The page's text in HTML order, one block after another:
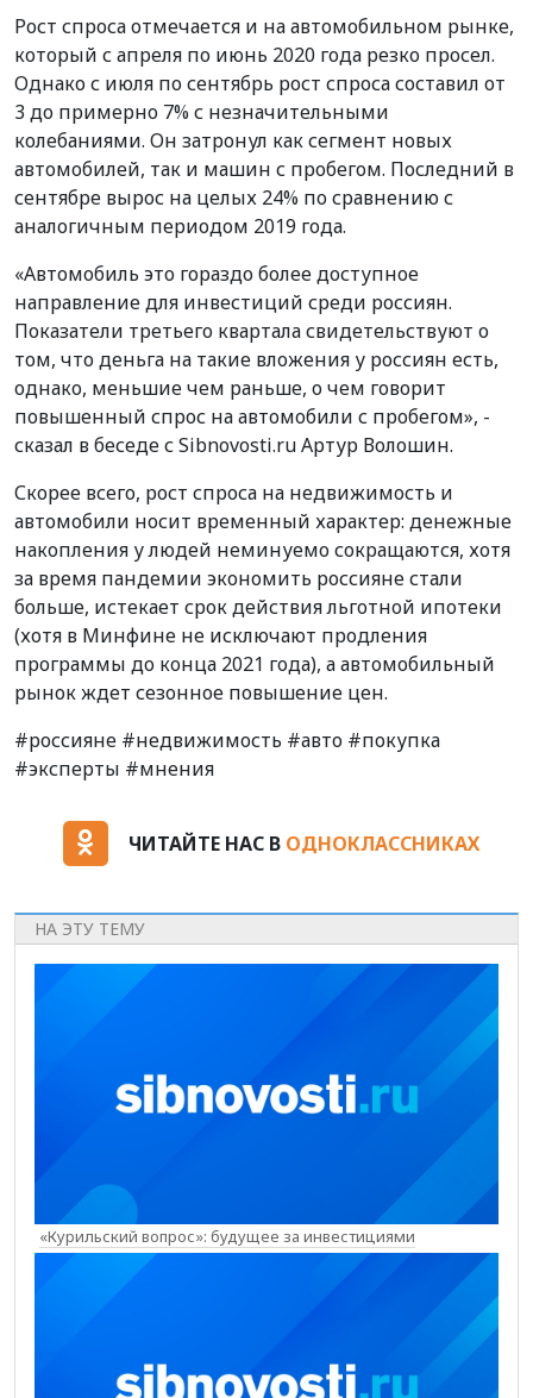
Рост спроса отмечается и на автомобильном рынке,
который с апреля по июнь 2020 года резко просел.
Однако с июля по сентябрь рост спроса составил от
3 до примерно 7% с незначительными
колебаниями. Он затронул как сегмент новых
автомобилей, так и машин с пробегом. Последний в
сентябре вырос на целых 24% по сравнению с
аналогичным периодом 2019 года.
«Автомобиль это гораздо более доступное
направление для инвестиций среди россиян.
Показатели третьего квартала свидетельствуют о
том, что деньга на такие вложения у россиян есть,
однако, меньшие чем раньше, о чем говорит
повышенный спрос на автомобили с пробегом», -
сказал в беседе с Sibnovosti.ru Артур Волошин.
Скорее всего, рост спроса на недвижимость и
автомобили носит временный характер: денежные
накопления у людей неминуемо сокращаются, хотя
за время пандемии экономить россияне стали
больше, истекает срок действия льготной ипотеки
(хотя в Минфине не исключают продления
программы до конца 2021 года), а автомобильный
рынок ждет сезонное повышение цен.
#россияне #недвижимость #авто #покупка
#эксперты #мнения
ЧИТАЙТЕ НАС В ОДНОКЛАССНИКАХ
НА ЭТУ ТЕМУ
«Курильский вопрос»: будущее за инвестициями